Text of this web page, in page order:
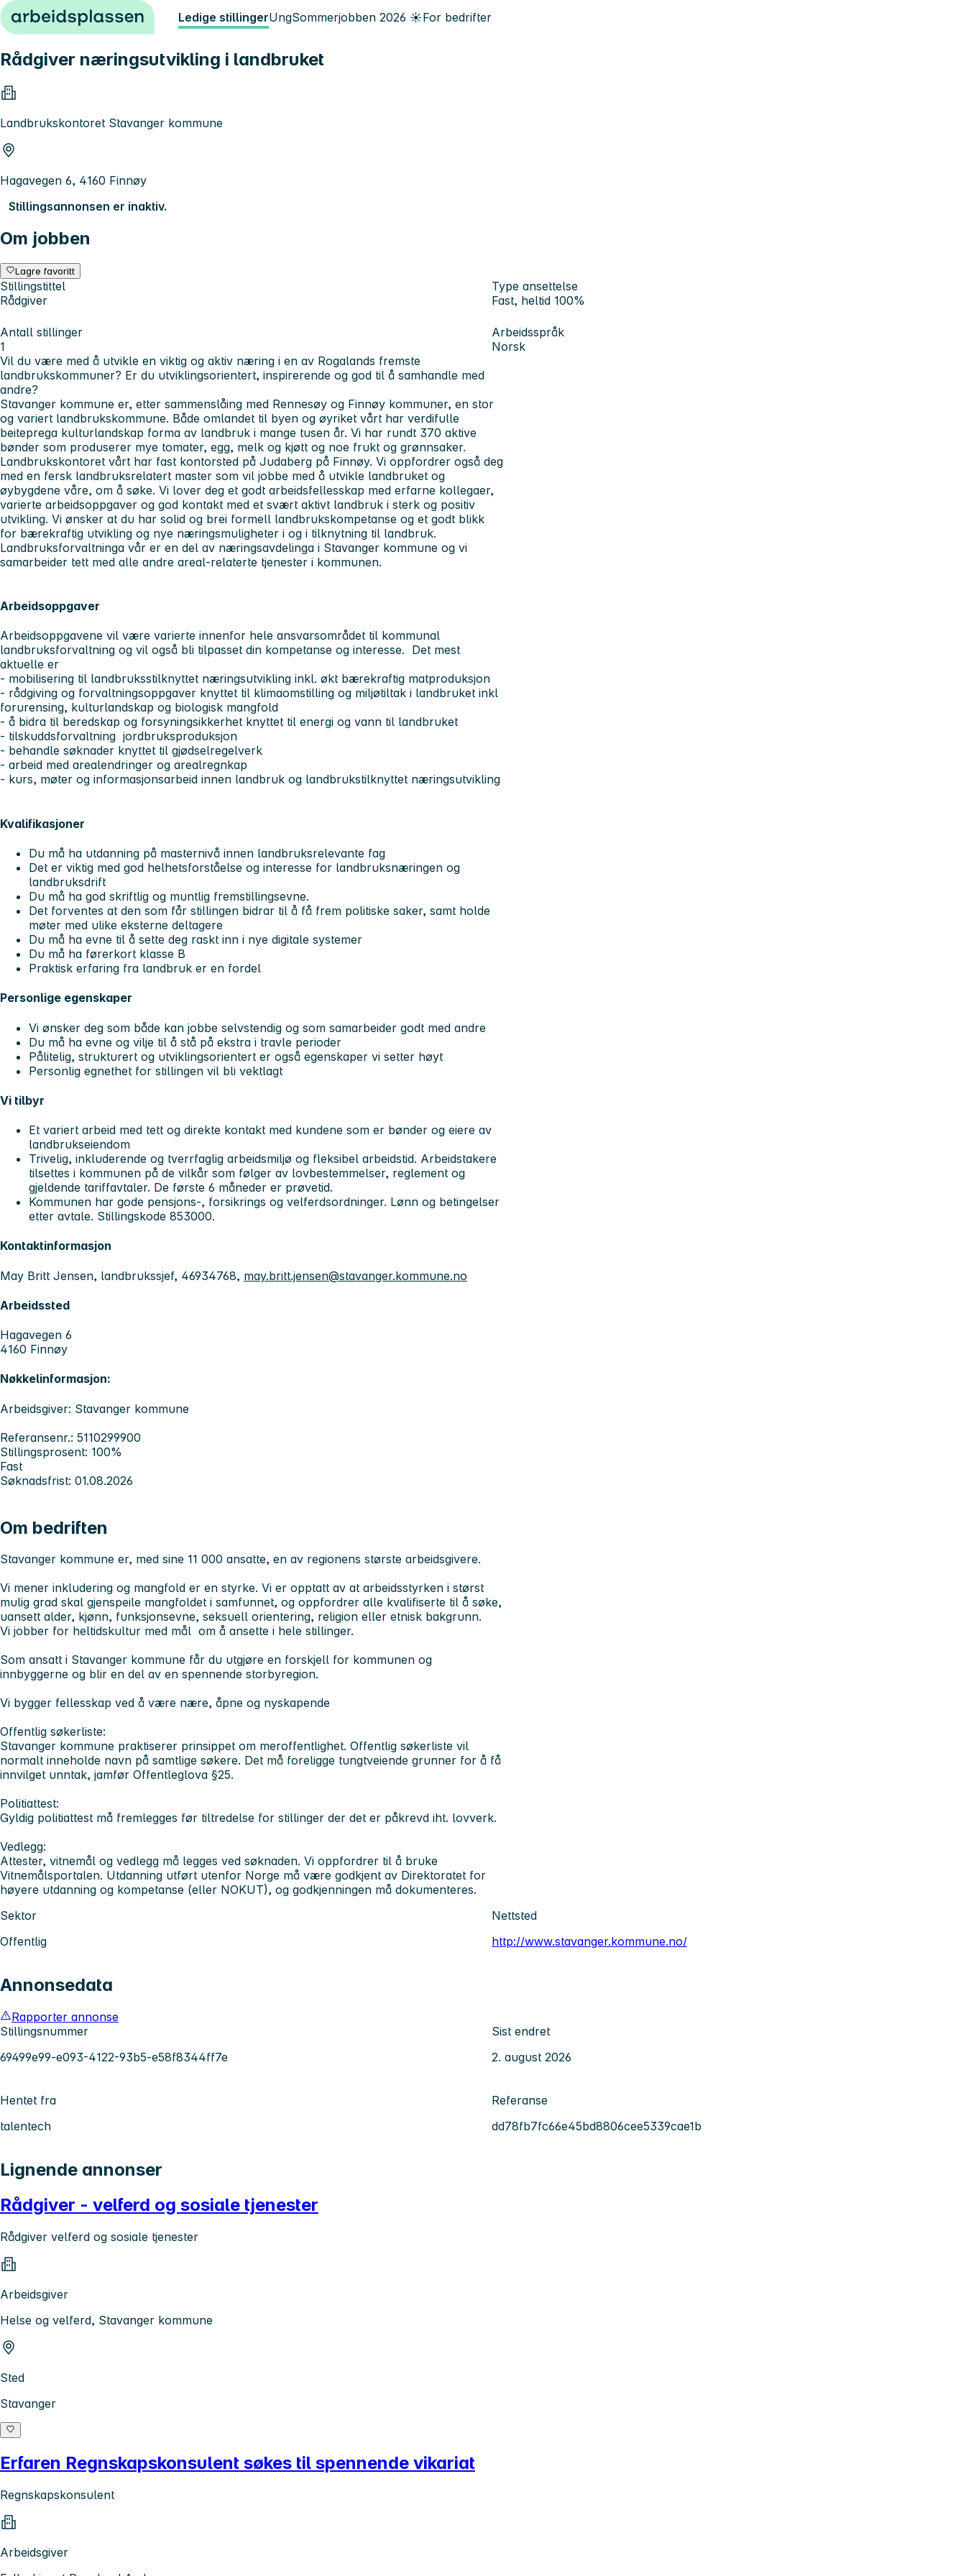
Hopp til innhold Ledige stillingerUngSommerjobben 2026 ☀️For bedrifter
Rådgiver næringsutvikling i landbruket
Landbrukskontoret Stavanger kommune
Hagavegen 6, 4160 Finnøy
Stillingsannonsen er inaktiv.
Om jobben
Lagre favoritt
Stillingstittel
Rådgiver
Type ansettelse
Fast, heltid 100%
Antall stillinger
1
Arbeidsspråk
Norsk
Vil du være med å utvikle en viktig og aktiv næring i en av Rogalands fremste
landbrukskommuner? Er du utviklingsorientert, inspirerende og god til å samhandle med
andre?
Stavanger kommune er, etter sammenslåing med Rennesøy og Finnøy kommuner, en stor
og variert landbrukskommune. Både omlandet til byen og øyriket vårt har verdifulle
beiteprega kulturlandskap forma av landbruk i mange tusen år. Vi har rundt 370 aktive
bønder som produserer mye tomater, egg, melk og kjøtt og noe frukt og grønnsaker.
Landbrukskontoret vårt har fast kontorsted på Judaberg på Finnøy. Vi oppfordrer også deg
med en fersk landbruksrelatert master som vil jobbe med å utvikle landbruket og
øybygdene våre, om å søke. Vi lover deg et godt arbeidsfellesskap med erfarne kollegaer,
varierte arbeidsoppgaver og god kontakt med et svært aktivt landbruk i sterk og positiv
utvikling. Vi ønsker at du har solid og brei formell landbrukskompetanse og et godt blikk
for bærekraftig utvikling og nye næringsmuligheter i og i tilknytning til landbruk.
Landbruksforvaltninga vår er en del av næringsavdelinga i Stavanger kommune og vi
samarbeider tett med alle andre areal-relaterte tjenester i kommunen.
Arbeidsoppgaver
Arbeidsoppgavene vil være varierte innenfor hele ansvarsområdet til kommunal
landbruksforvaltning og vil også bli tilpasset din kompetanse og interesse. Det mest
aktuelle er
- mobilisering til landbruksstilknyttet næringsutvikling inkl. økt bærekraftig matproduksjon
- rådgiving og forvaltningsoppgaver knyttet til klimaomstilling og miljøtiltak i landbruket inkl
forurensing, kulturlandskap og biologisk mangfold
- å bidra til beredskap og forsyningsikkerhet knyttet til energi og vann til landbruket
- tilskuddsforvaltning jordbruksproduksjon
- behandle søknader knyttet til gjødselregelverk
- arbeid med arealendringer og arealregnkap
- kurs, møter og informasjonsarbeid innen landbruk og landbrukstilknyttet næringsutvikling
Kvalifikasjoner
Du må ha utdanning på masternivå innen landbruksrelevante fag
Det er viktig med god helhetsforståelse og interesse for landbruksnæringen og
landbruksdrift
Du må ha god skriftlig og muntlig fremstillingsevne.
Det forventes at den som får stillingen bidrar til å få frem politiske saker, samt holde
møter med ulike eksterne deltagere
Du må ha evne til å sette deg raskt inn i nye digitale systemer
Du må ha førerkort klasse B
Praktisk erfaring fra landbruk er en fordel
Personlige egenskaper
Vi ønsker deg som både kan jobbe selvstendig og som samarbeider godt med andre
Du må ha evne og vilje til å stå på ekstra i travle perioder
Pålitelig, strukturert og utviklingsorientert er også egenskaper vi setter høyt
Personlig egnethet for stillingen vil bli vektlagt
Vi tilbyr
Et variert arbeid med tett og direkte kontakt med kundene som er bønder og eiere av
landbrukseiendom
Trivelig, inkluderende og tverrfaglig arbeidsmiljø og fleksibel arbeidstid. Arbeidstakere
tilsettes i kommunen på de vilkår som følger av lovbestemmelser, reglement og
gjeldende tariffavtaler. De første 6 måneder er prøvetid.
Kommunen har gode pensjons-, forsikrings og velferdsordninger. Lønn og betingelser
etter avtale. Stillingskode 853000.
Kontaktinformasjon
May Britt Jensen, landbrukssjef, 46934768, may.britt.jensen@stavanger.kommune.no
Arbeidssted
Hagavegen 6
4160 Finnøy
Nøkkelinformasjon:
Arbeidsgiver: Stavanger kommune
Referansenr.: 5110299900
Stillingsprosent: 100%
Fast
Søknadsfrist: 01.08.2026
Om bedriften
Stavanger kommune er, med sine 11 000 ansatte, en av regionens største arbeidsgivere.
Vi mener inkludering og mangfold er en styrke. Vi er opptatt av at arbeidsstyrken i størst
mulig grad skal gjenspeile mangfoldet i samfunnet, og oppfordrer alle kvalifiserte til å søke,
uansett alder, kjønn, funksjonsevne, seksuell orientering, religion eller etnisk bakgrunn.
Vi jobber for heltidskultur med mål om å ansette i hele stillinger.
Som ansatt i Stavanger kommune får du utgjøre en forskjell for kommunen og
innbyggerne og blir en del av en spennende storbyregion.
Vi bygger fellesskap ved å være nære, åpne og nyskapende
Offentlig søkerliste:
Stavanger kommune praktiserer prinsippet om meroffentlighet. Offentlig søkerliste vil
normalt inneholde navn på samtlige søkere. Det må foreligge tungtveiende grunner for å få
innvilget unntak, jamfør Offentleglova §25.
Politiattest:
Gyldig politiattest må fremlegges før tiltredelse for stillinger der det er påkrevd iht. lovverk.
Vedlegg:
Attester, vitnemål og vedlegg må legges ved søknaden. Vi oppfordrer til å bruke
Vitnemålsportalen. Utdanning utført utenfor Norge må være godkjent av Direktoratet for
høyere utdanning og kompetanse (eller NOKUT), og godkjenningen må dokumenteres.
Sektor
Offentlig
Nettsted
http://www.stavanger.kommune.no/
Annonsedata
Rapporter annonse
Stillingsnummer
69499e99-e093-4122-93b5-e58f8344ff7e
Sist endret
2. august 2026
Hentet fra
talentech
Referanse
dd78fb7fc66e45bd8806cee5339cae1b
Lignende annonser
Rådgiver - velferd og sosiale tjenester
Rådgiver velferd og sosiale tjenester
Arbeidsgiver
Helse og velferd, Stavanger kommune
Sted
Stavanger
Erfaren Regnskapskonsulent søkes til spennende vikariat
Regnskapskonsulent
Arbeidsgiver